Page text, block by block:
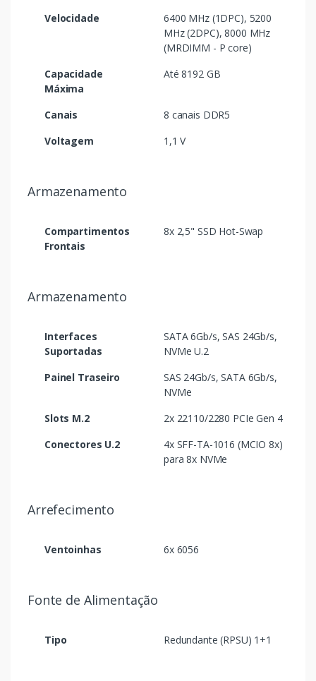
Velocidade
6400 MHz (1DPC), 5200
MHz (2DPC), 8000 MHz
(MRDIMM - P core)
Capacidade
Máxima
Até 8192 GB
Canais
8 canais DDR5
Voltagem
1,1 V
Armazenamento
Compartimentos
Frontais
8x 2,5" SSD Hot-Swap
Armazenamento
Interfaces
Suportadas
SATA 6Gb/s, SAS 24Gb/s,
NVMe U.2
Painel Traseiro
SAS 24Gb/s, SATA 6Gb/s,
NVMe
Slots M.2
2x 22110/2280 PCIe Gen 4
Conectores U.2
4x SFF-TA-1016 (MCIO 8x)
para 8x NVMe
Arrefecimento
Ventoinhas 6x 6056
Fonte de Alimentação
Tipo Redundante (RPSU) 1+1